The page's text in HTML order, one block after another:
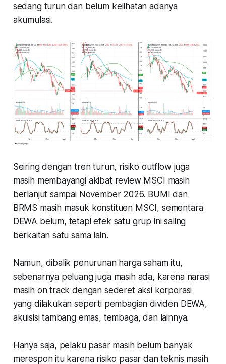
sedang turun dan belum kelihatan adanya
akumulasi.
Seiring dengan tren turun, risiko outflow juga
masih membayangi akibat review MSCI masih
berlanjut sampai November 2026. BUMI dan
BRMS masih masuk konstituen MSCI, sementara
DEWA belum, tetapi efek satu grup ini saling
berkaitan satu sama lain.
Namun, dibalik penurunan harga saham itu,
sebenarnya peluang juga masih ada, karena narasi
masih on track dengan sederet aksi korporasi
yang dilakukan seperti pembagian dividen DEWA,
akuisisi tambang emas, tembaga, dan lainnya.
Hanya saja, pelaku pasar masih belum banyak
merespon itu karena risiko pasar dan teknis masih